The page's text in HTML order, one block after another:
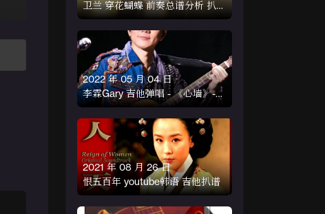
卫兰 穿花蝴蝶 前奏总谱分析 扒谱
分享
2022 年 05 月 04 日
李霖Gary 吉他弹唱 - 《心墙》-
林俊杰 扒谱
2021 年 08 月 26 日
恨五百年 youtube韩语 吉他扒谱